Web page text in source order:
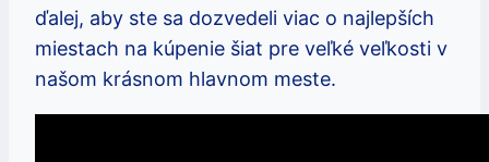
ďalej, aby ste sa dozvedeli viac o najlepších
miestach na kúpenie šiat pre veľké veľkosti v
našom krásnom hlavnom meste.